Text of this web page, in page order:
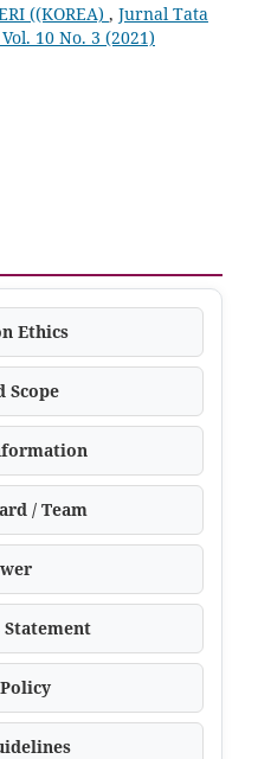
((KOREA) , Jurnal Tata
10 No. 3 (2021)
Ethics
Scope
/ Team
Statement